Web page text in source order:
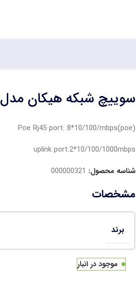
سوییچ شبکه هیکان مدل HK-SW-P0802G
(poe)Poe Rj45 port: 8*10/100/mbps
uplink port:2*10/100/1000mbps
شناسه محصول: 000000321
مشخصات
برند
موجود در انبار